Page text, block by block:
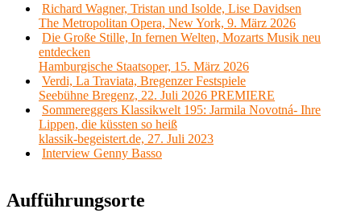
Richard Wagner, Tristan und Isolde, Lise Davidsen
The Metropolitan Opera, New York, 9. März 2026
Die Große Stille, In fernen Welten, Mozarts Musik neu
entdecken
Hamburgische Staatsoper, 15. März 2026
Verdi, La Traviata, Bregenzer Festspiele
Seebühne Bregenz, 22. Juli 2026 PREMIERE
Sommereggers Klassikwelt 195: Jarmila Novotná- Ihre
Lippen, die küssten so heiß
klassik-begeistert.de, 27. Juli 2023
Interview Genny Basso
Aufführungsorte